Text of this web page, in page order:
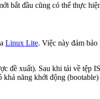
bắt đầu cũng có thể thực
Linux Lite. Việc này đảm
đề xuất). Sau khi tải về
năng khởi động